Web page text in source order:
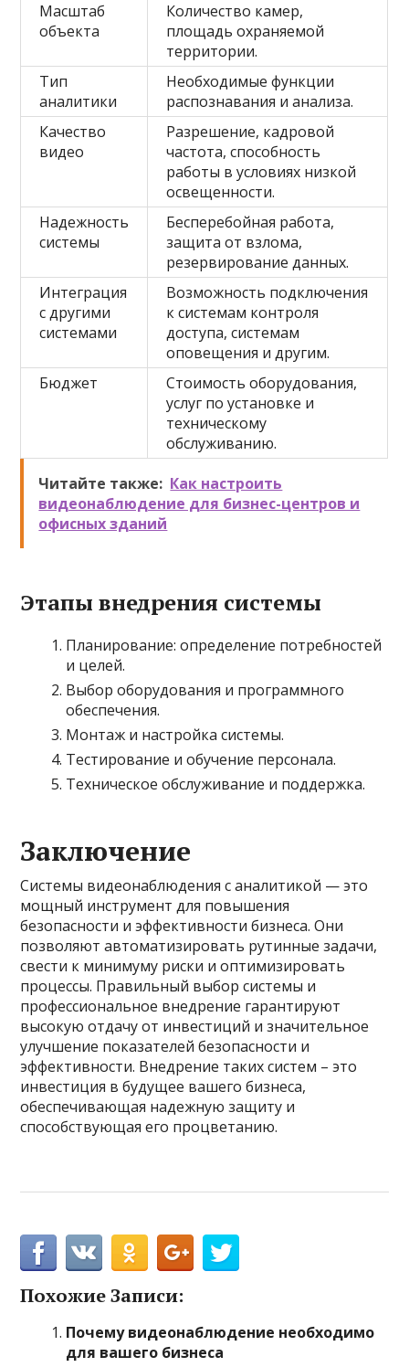
Масштаб
объекта
Количество камер,
площадь охраняемой
территории.
Тип
аналитики
Необходимые функции
распознавания и анализа.
Качество
видео
Разрешение, кадровой
частота, способность
работы в условиях низкой
освещенности.
Надежность
системы
Бесперебойная работа,
защита от взлома,
резервирование данных.
Интеграция
с другими
системами
Возможность подключения
к системам контроля
доступа, системам
оповещения и другим.
Бюджет
Стоимость оборудования,
услуг по установке и
техническому
обслуживанию.
Читайте также: Как настроить
видеонаблюдение для бизнес-центров и
офисных зданий
Этапы внедрения системы
Планирование: определение потребностей
и целей.
Выбор оборудования и программного
обеспечения.
Монтаж и настройка системы.
Тестирование и обучение персонала.
Техническое обслуживание и поддержка.
Заключение
Системы видеонаблюдения с аналитикой — это
мощный инструмент для повышения
безопасности и эффективности бизнеса. Они
позволяют автоматизировать рутинные задачи,
свести к минимуму риски и оптимизировать
процессы. Правильный выбор системы и
профессиональное внедрение гарантируют
высокую отдачу от инвестиций и значительное
улучшение показателей безопасности и
эффективности. Внедрение таких систем – это
инвестиция в будущее вашего бизнеса,
обеспечивающая надежную защиту и
способствующая его процветанию.
Похожие Записи:
Почему видеонаблюдение необходимо
для вашего бизнеса